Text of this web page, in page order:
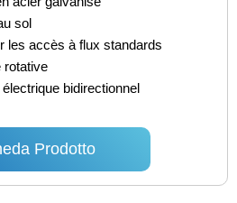
sol
les accès à flux standards
rotative
bidirectionnel
Prodotto